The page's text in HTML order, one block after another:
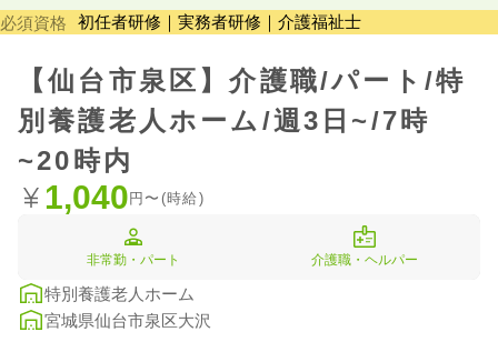
必須資格 初任者研修｜実務者研修｜介護福祉士
【仙台市泉区】介護職/パート/特
別養護老人ホーム/週3日~/7時
~20時内
1,040円〜(時給)
非常勤・パート 介護職・ヘルパー
特別養護老人ホーム
宮城県仙台市泉区大沢